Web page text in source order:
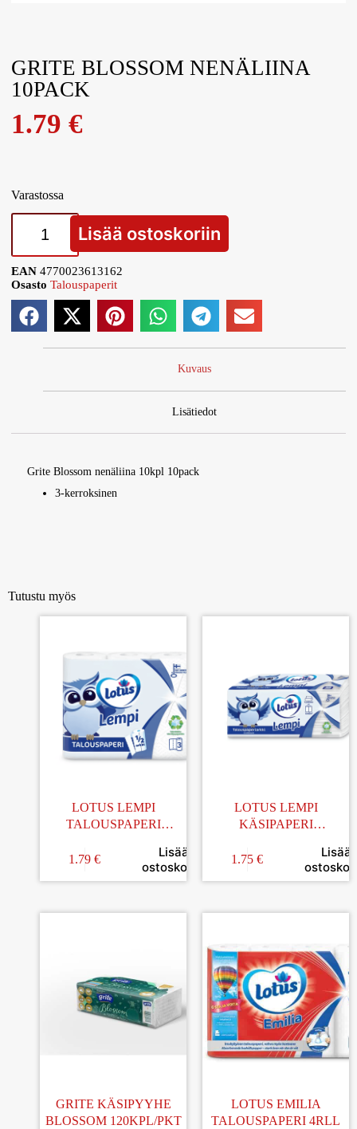
GRITE BLOSSOM NENÄLIINA
10PACK
1.79€
Varastossa
Lisää ostoskoriin
EAN4770023613162
Osasto Talouspaperit
Kuvaus
Lisätiedot
Grite Blossom nenäliina 10kpl 10pack
3-kerroksinen
Tutustu myös
LOTUS LEMPI
TALOUSPAPERI
1.79 €
Lisää
ostoskoriin
LOTUS LEMPI
KÄSIPAPERI
1.75 €
Lisää
GRITE KÄSIPYYHE
BLOSSOM 120KPL/PKT
LOTUS EMILIA
TALOUSPAPERI 4RLL